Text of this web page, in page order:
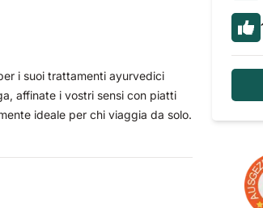
i suoi trattamenti ayurvedici
affinate i vostri sensi con piatti
ideale per chi viaggia da solo.